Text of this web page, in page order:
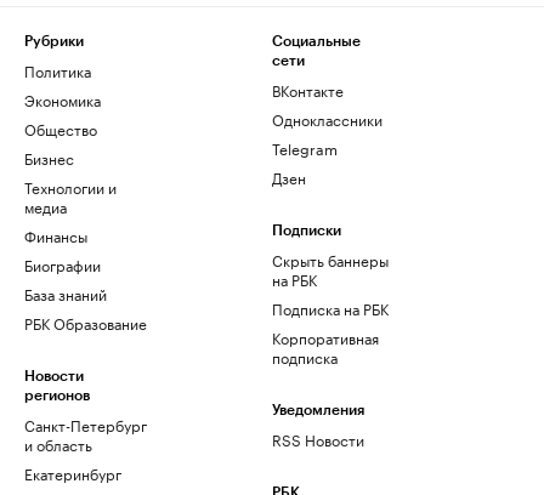
Рубрики
Политика
Экономика
Общество
Бизнес
Технологии и
медиа
Финансы
Биографии
База знаний
РБК Образование
Новости
регионов
Санкт-Петербург
и область
Екатеринбург
Социальные
сети
ВКонтакте
Одноклассники
Telegram
Дзен
Подписки
Скрыть баннеры
на РБК
Подписка на РБК
Корпоративная
подписка
Уведомления
RSS Новости